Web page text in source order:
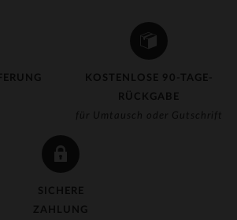
KOSTENLOSE 90-TAGE-
RÜCKGABE
für Umtausch oder Gutschrift
SICHERE
ZAHLUNG